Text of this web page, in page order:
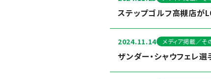
ステップゴルフ高槻店が
2024.11.14 メディア掲載／そ
ザンダー・シャウフェレ